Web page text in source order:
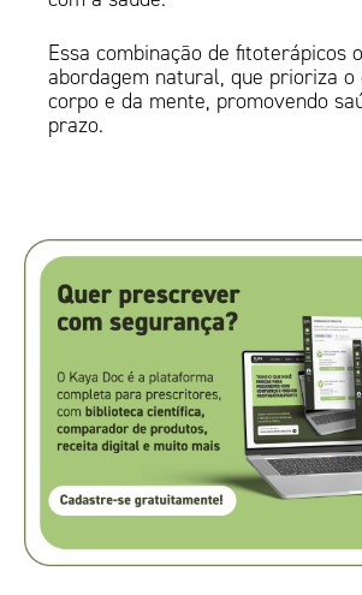
Essa combinação de fitoterápicos
abordagem natural, que prioriza
corpo e da mente, promovendo
prazo.